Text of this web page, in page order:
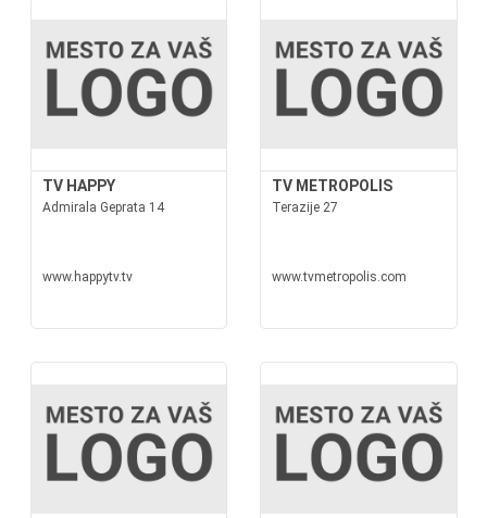
TV HAPPY
Admirala Geprata 14
www.happytv.tv
TV METROPOLIS
Terazije 27
www.tvmetropolis.com